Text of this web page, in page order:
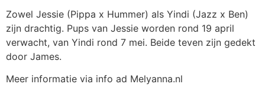
Zowel Jessie (Pippa x Hummer) als Yindi (Jazz x Ben)
zijn drachtig. Pups van Jessie worden rond 19 april
verwacht, van Yindi rond 7 mei. Beide teven zijn gedekt
door James.
Meer informatie via info ad Melyanna.nl